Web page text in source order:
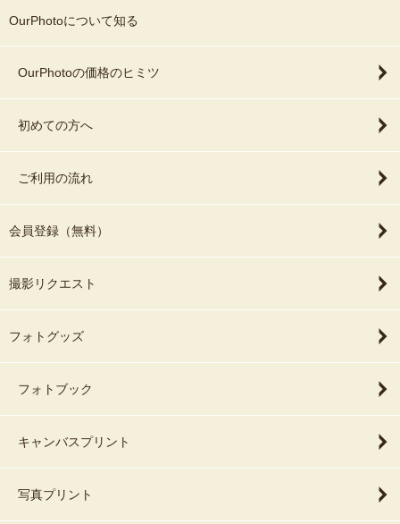
OurPhotoについて知る
OurPhotoの価格のヒミツ
初めての方へ
ご利用の流れ
会員登録（無料）
撮影リクエスト
フォトグッズ
フォトブック
キャンバスプリント
写真プリント